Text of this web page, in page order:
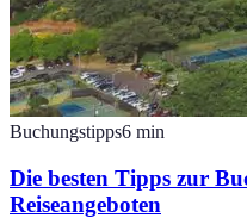
Buchungstipps6 min
Die besten Tipps zur
Reiseangeboten